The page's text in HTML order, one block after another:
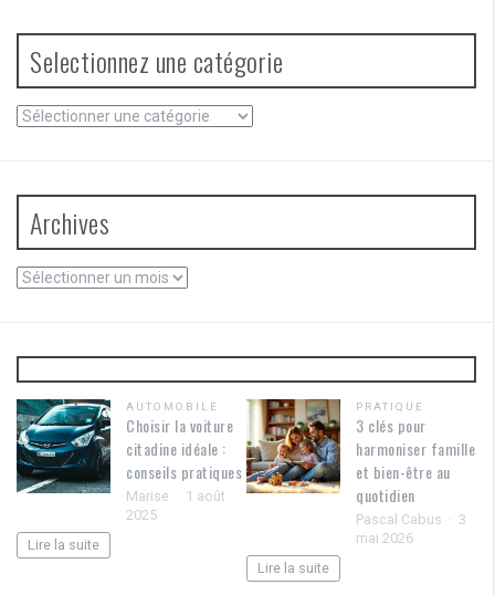
Selectionnez une catégorie
Selectionnez
Archives
Archives
AUTOMOBILE
Choisir la voiture
citadine idéale :
conseils pratiques
Marise
1 août
2025
Lire la suite
PRATIQUE
3 clés pour
harmoniser famille
et bien-être au
quotidien
Pascal Cabus
3
mai 2026
Lire la suite